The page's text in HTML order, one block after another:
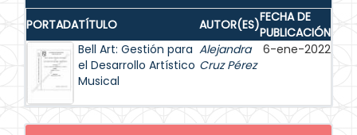
PORTADATÍTULO AUTOR(ES)FECHA DE
PUBLICACIÓN
Bell Art: Gestión para
el Desarrollo Artístico
Musical
Alejandra
Cruz Pérez
6-ene-2022